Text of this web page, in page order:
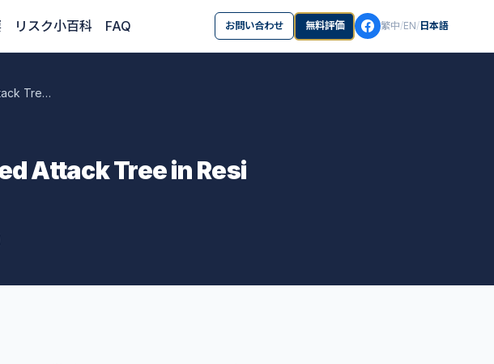
リスク小百科 FAQ お問い合わせ 無料評価 繁中/EN/ 日本語
インサイト：Integrated Attack Tree in Resi
Attack Tree in Resi